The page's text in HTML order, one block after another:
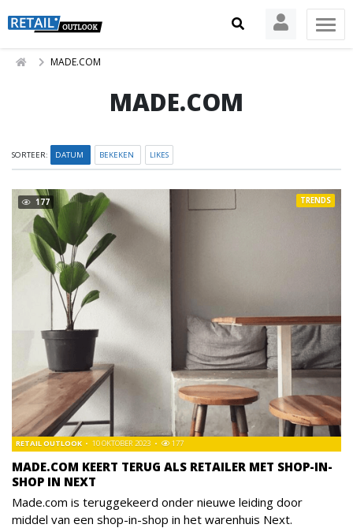
MADE.COM
MADE.COM
SORTEER: DATUM BEKEKEN LIKES
177
MADE.COM KEERT TERUG ALS RETAILER MET SHOP-IN-
SHOP IN NEXT
RETAIL OUTLOOK 10 OKTOBER 2023 177
TRENDS
Made.com is teruggekeerd onder nieuwe leiding door
middel van een shop-in-shop in het warenhuis Next.